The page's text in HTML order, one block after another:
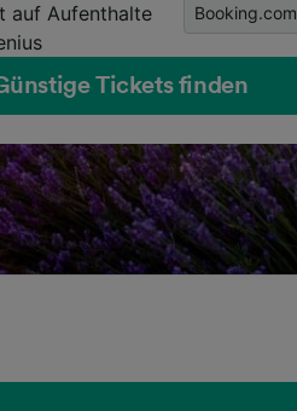
auf Aufenthalte
Booking.com
Tickets finden